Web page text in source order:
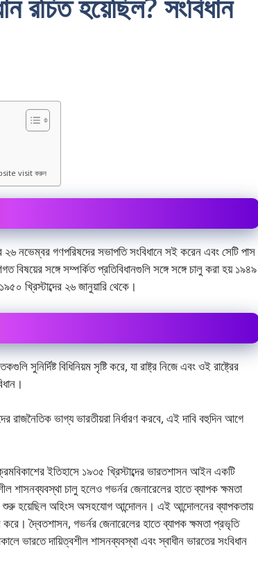
visit করুন
২৬ নভেম্বর গণপরিষদের সভাপতি সংবিধানে সই করেন এবং সেটি পাস
সঙ্গে সম্পর্কিত প্রতিবিধানগুলি সঙ্গে সঙ্গে চালু করা হয় ১৯৪৯
খ্রিস্টাব্দের ২৬ জানুয়ারি থেকে।
সুনির্দিষ্ট বিধিনিয়ম সৃষ্টি করে, যা রাষ্ট্র নিজে এবং ওই রাষ্ট্রের
রাজনৈতিক ভাগ্য ভারতীয়রা নির্ধারণ করবে, এই দাবি বহুদিন আগে
ইতিহাসে ১৯৩৫ খ্রিস্টাব্দের ভারতশাসন আইন একটি
শাসনব্যবস্থা চালু হলেও গভর্নর জেনারেলের হাতে ব্যাপক ক্ষমতা
শুরু হয়েছিল অহিংস অসহযােগ আন্দোলন। এই আন্দোলনের ব্যাপকতায়
দ্বৈতশাসন, গভর্নর জেনারেলের হাতে ব্যাপক ক্ষমতা প্রভৃতি
ভারতে দায়িত্বশীল শাসনব্যবস্থা এবং স্বাধীন ভারতের সংবিধান